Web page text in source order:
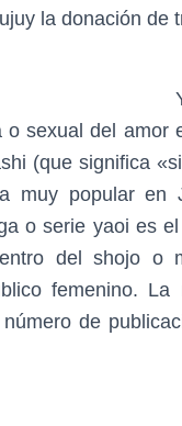
la donación de
sexual del amor
(que significa
muy popular en
o serie yaoi es
del shojo o
femenino.
de